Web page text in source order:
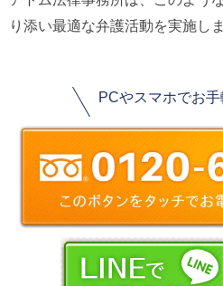
り添い最適な弁護活動を実施しま
PCやスマホでお手